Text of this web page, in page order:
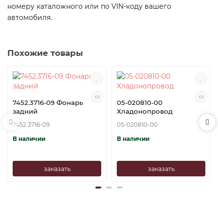
номеру каталожного или по VIN-коду вашего
автомобиля.
Похожие товары
7452.3716-09 Фонарь
задний
7452.3716-09
В наличии
заказать
05-020810-00
Хладонопровод
05-020810-00
В наличии
заказать